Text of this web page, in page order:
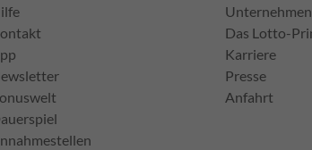
Unternehmen
Das Lotto-
Karriere
Presse
Anfahrt